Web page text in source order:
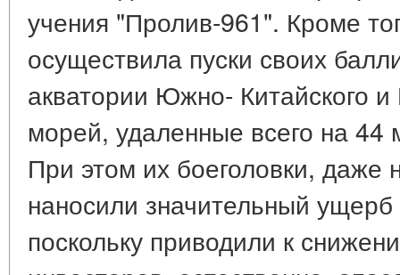
учения "Пролив-961". Кроме
осуществила пуски своих
акватории Южно- Китайского и
морей, удаленные всего на 44
При этом их боеголовки, даже
наносили значительный
поскольку приводили к